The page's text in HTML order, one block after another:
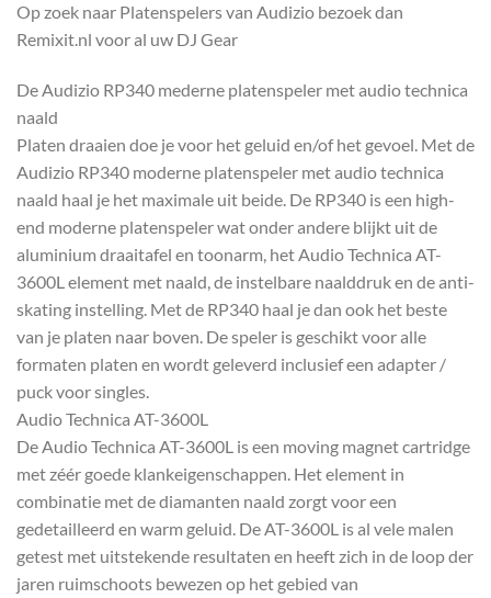
Op zoek naar Platenspelers van Audizio bezoek dan
Remixit.nl voor al uw DJ Gear
De Audizio RP340 mederne platenspeler met audio technica
naald
Platen draaien doe je voor het geluid en/of het gevoel. Met de
Audizio RP340 moderne platenspeler met audio technica
naald haal je het maximale uit beide. De RP340 is een high-
end moderne platenspeler wat onder andere blijkt uit de
aluminium draaitafel en toonarm, het Audio Technica AT-
3600L element met naald, de instelbare naalddruk en de anti-
skating instelling. Met de RP340 haal je dan ook het beste
van je platen naar boven. De speler is geschikt voor alle
formaten platen en wordt geleverd inclusief een adapter /
puck voor singles.
Audio Technica AT-3600L
De Audio Technica AT-3600L is een moving magnet cartridge
met zéér goede klankeigenschappen. Het element in
combinatie met de diamanten naald zorgt voor een
gedetailleerd en warm geluid. De AT-3600L is al vele malen
getest met uitstekende resultaten en heeft zich in de loop der
jaren ruimschoots bewezen op het gebied van